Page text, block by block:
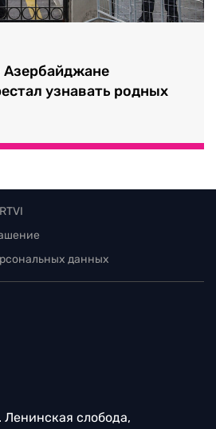
узнавать родных
данных
Ленинская слобода,